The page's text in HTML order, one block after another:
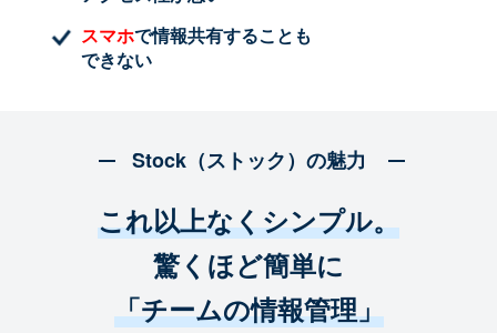
スマホで情報共有することも
できない
Stock（ストック）の魅力
これ以上なくシンプル。
驚くほど簡単に
「チームの情報管理」